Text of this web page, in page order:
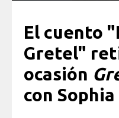
El cuento
Gretel"
ocasión
con